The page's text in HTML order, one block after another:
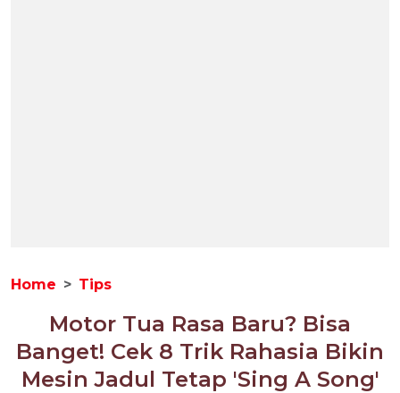
Home Tips
Motor Tua Rasa Baru? Bisa
Banget! Cek 8 Trik Rahasia Bikin
Mesin Jadul Tetap 'Sing A Song'